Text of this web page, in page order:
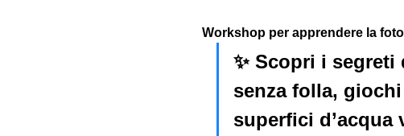
Workshop per apprendere la
✨ Scopri i
senza folla,
superfici d’acqua